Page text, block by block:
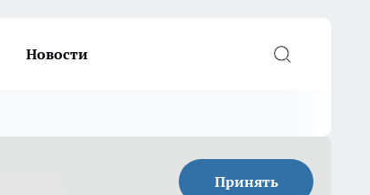
Новости
Принять